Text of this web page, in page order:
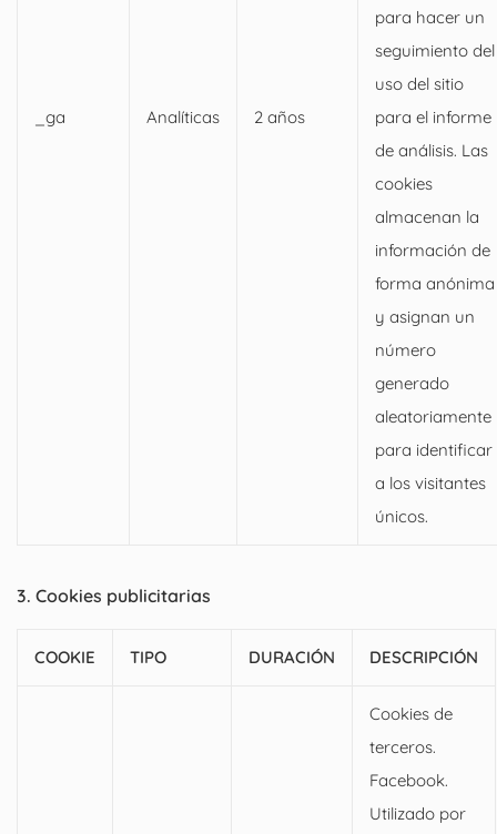
_ga Analíticas 2 años
para hacer un
seguimiento del
uso del sitio
para el informe
de análisis. Las
cookies
almacenan la
información de
forma anónima
y asignan un
número
generado
aleatoriamente
para identificar
a los visitantes
únicos.
3. Cookies publicitarias
COOKIE TIPO DURACIÓN DESCRIPCIÓN
Cookies de
terceros.
Facebook.
Utilizado por